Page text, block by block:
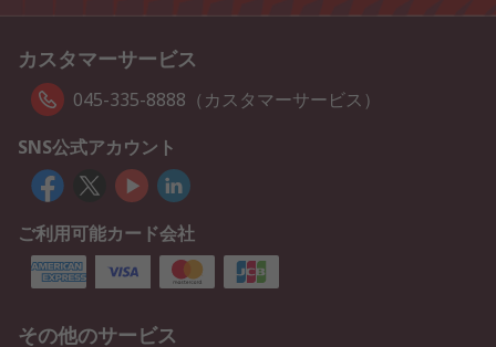
カスタマーサービス
045-335-8888（カスタマーサービス）
SNS公式アカウント
ご利用可能カード会社
その他のサービス